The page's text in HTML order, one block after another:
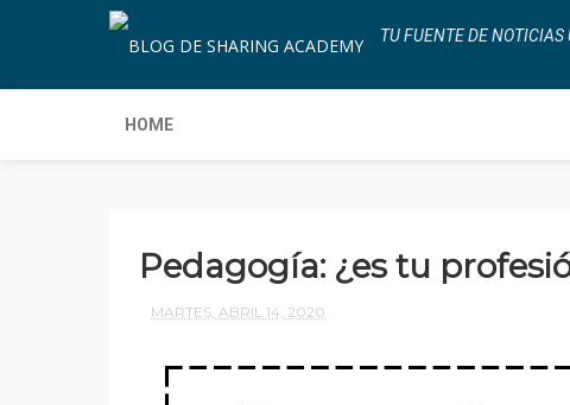
TU FUENTE DE NOTICIAS
HOME
Pedagogía: ¿es tu
MARTES, ABRIL 14, 2020